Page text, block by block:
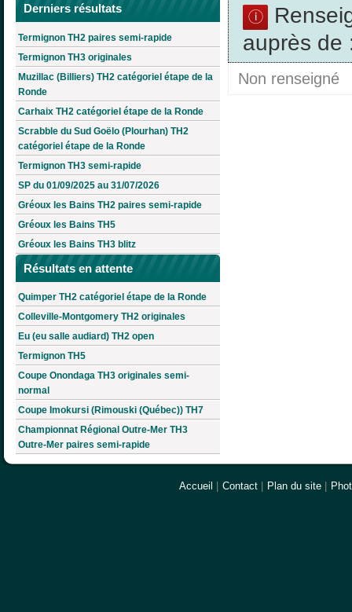
Derniers résultats
Termignon TH2 paires semi-rapide
Termignon TH3 originales
Muzillac (Billiers) TH2 catégoriel étape de la
Ronde
Carhaix TH2 catégoriel étape de la Ronde
Scrabble du Sud Goëlo (Plourhan) TH2
catégoriel étape de la Ronde
Termignon TH3 semi-rapide
SP du 01/09/2025 au 31/07/2026
Gréoux les Bains TH2 paires semi-rapide
Gréoux les Bains TH5
Gréoux les Bains TH3 blitz
Résultats en attente
Quimper TH2 catégoriel étape de la Ronde
Colleville-Montgomery TH2 originales
Eu (eu salle audiard) TH2 open
Termignon TH5
Coupe Onondaga TH3 originales semi-
normal
Coupe Imokursi (Rimouski (Québec)) TH7
Championnat Régional Outre-Mer TH3
Outre-Mer paires semi-rapide
auprès de
Non renseigné
Accueil Contact Plan du site